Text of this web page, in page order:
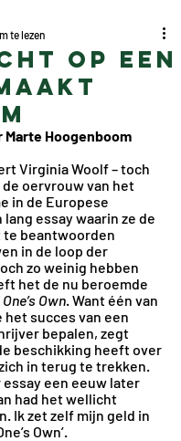
op een
te lezen
Marte Hoogenboom
Virginia Woolf – toch
oervrouw van het
in de Europese
essay waarin ze de
beantwoorden
in de loop der
zo weinig hebben
het de nu beroemde
Own. Want één van
succes van een
bepalen, zegt
beschikking heeft over
in terug te trekken.
essay een eeuw later
had het wellicht
Ik zet zelf mijn geld in
Own’.